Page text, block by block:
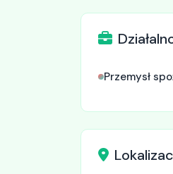
Przemysł